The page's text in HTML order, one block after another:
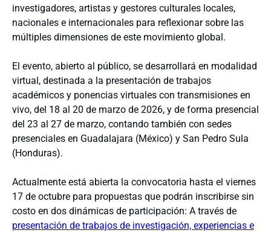
investigadores, artistas y gestores culturales locales,
nacionales e internacionales para reflexionar sobre las
múltiples dimensiones de este movimiento global.
El evento, abierto al público, se desarrollará en modalidad
virtual, destinada a la presentación de trabajos
académicos y ponencias virtuales con transmisiones en
vivo, del 18 al 20 de marzo de 2026, y de forma presencial
del 23 al 27 de marzo, contando también con sedes
presenciales en Guadalajara (México) y San Pedro Sula
(Honduras).
Actualmente está abierta la convocatoria hasta el viernes
17 de octubre para propuestas que podrán inscribirse sin
costo en dos dinámicas de participación: A través de
presentación de trabajos de investigación, experiencias e